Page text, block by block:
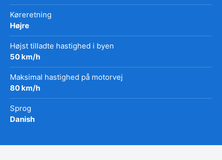
Køreretning
Højre
Højst tilladte hastighed i byen
50 km/h
Maksimal hastighed på motorvej
80 km/h
Sprog
Danish